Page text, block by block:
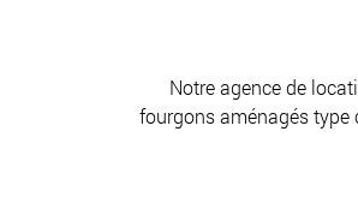
Notre agence de
fourgons aménagés type